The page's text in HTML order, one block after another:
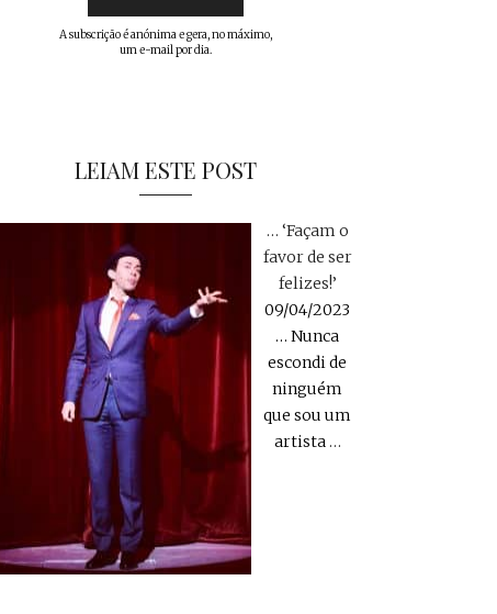
A subscrição é anónima e gera, no máximo,
um e-mail por dia.
LEIAM ESTE POST
… ‘Façam o
favor de ser
felizes!’
09/04/2023
… Nunca
escondi de
ninguém
que sou um
artista…